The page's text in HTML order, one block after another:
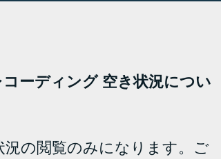
コーディング 空き状況につい
況の閲覧のみになります。ご